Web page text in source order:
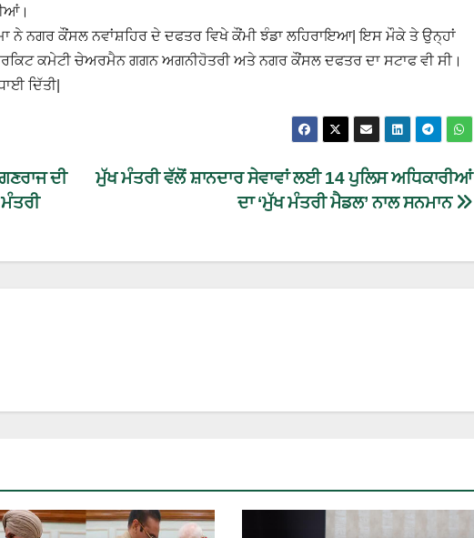
ਨੇ ਨਗਰ ਕੌਂਸਲ ਨਵਾਂਸ਼ਹਿਰ ਦੇ ਦਫਤਰ ਵਿਖੇ ਕੌਂਮੀ ਝੰਡਾ ਲਹਿਰਾਇਆ| ਇਸ ਮੌਕੇ ਤੇ ਉਨ੍ਹਾਂ
ਕਮੇਟੀ ਚੇਅਰਮੈਨ ਗਗਨ ਅਗਨੀਹੋਤਰੀ ਅਤੇ ਨਗਰ ਕੌਂਸਲ ਦਫਤਰ ਦਾ ਸਟਾਫ ਵੀ ਸੀ।
ਦਿੱਤੀ|
ਮੁੱਖ ਮੰਤਰੀ ਵੱਲੋਂ ਸ਼ਾਨਦਾਰ ਸੇਵਾਵਾਂ ਲਈ 14 ਪੁਲਿਸ ਅਧਿਕਾਰੀਆਂ
ਦਾ ‘ਮੁੱਖ ਮੰਤਰੀ ਮੈਡਲ’ ਨਾਲ ਸਨਮਾਨ
ਦੀ